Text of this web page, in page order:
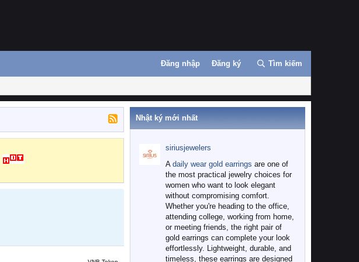
Đăng nhập Đăng ký Tìm kiếm
Nhật ký mới nhất
siriusjewelers
A daily wear gold earrings are one of
the most practical jewelry choices for
women who want to look elegant
without compromising comfort.
Whether you're heading to the office,
attending college, working from home,
or meeting friends, the right pair of
gold earrings can complete your look
effortlessly. Lightweight, durable, and
timeless, these earrings are designed